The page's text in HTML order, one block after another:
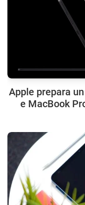
Apple prepara
e MacBook